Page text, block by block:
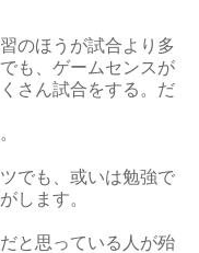
のほうが試合より多
も、ゲームセンスが
さん試合をする。だ
でも、或いは勉強で
します。
と思っている人が殆